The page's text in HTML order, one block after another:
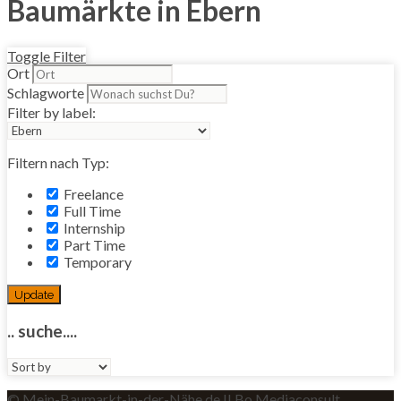
Baumärkte in Ebern
Toggle Filter
Ort
Schlagworte
Filter by label:
Filtern nach Typ:
Freelance
Full Time
Internship
Part Time
Temporary
Update
.. suche....
Sort